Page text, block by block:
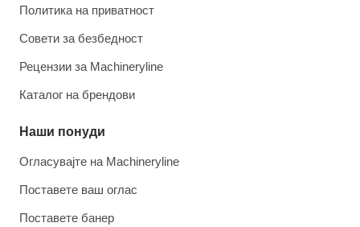
Политика на приватност
Совети за безбедност
Рецензии за Machineryline
Каталог на брендови
Наши понуди
Огласувајте на Machineryline
Поставете ваш оглас
Поставете банер